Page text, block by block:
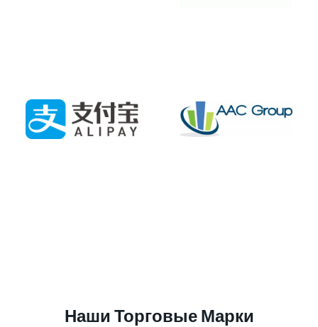
Наши Торговые Марки